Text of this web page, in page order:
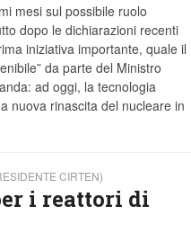
mesi sul possibile ruolo
dopo le dichiarazioni recenti
iniziativa importante, quale il
da parte del Ministro
ad oggi, la tecnologia
nuova rinascita del nucleare in
CIRTEN)
i reattori di